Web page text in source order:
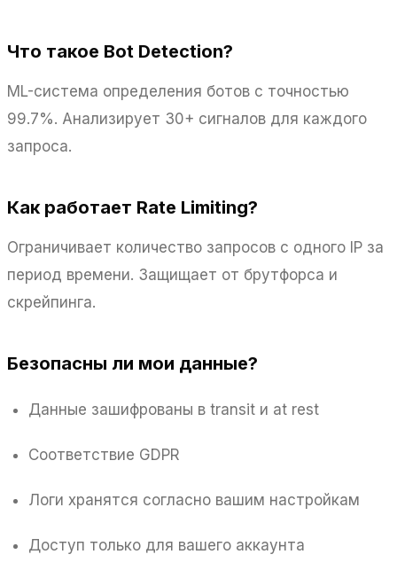
Что такое Bot Detection?
ML-система определения ботов с точностью
99.7%. Анализирует 30+ сигналов для каждого
запроса.
Как работает Rate Limiting?
Ограничивает количество запросов с одного IP за
период времени. Защищает от брутфорса и
скрейпинга.
Безопасны ли мои данные?
Данные зашифрованы в transit и at rest
Соответствие GDPR
Логи хранятся согласно вашим настройкам
Доступ только для вашего аккаунта